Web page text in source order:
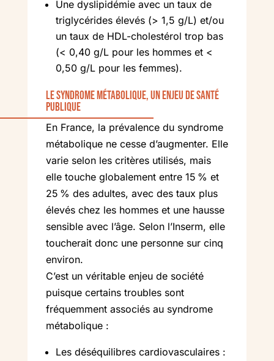
Une dyslipidémie avec un taux de
triglycérides élevés (> 1,5 g/L) et/ou
un taux de HDL-cholestérol trop bas
(< 0,40 g/L pour les hommes et <
0,50 g/L pour les femmes).
Le syndrome métabolique, un enjeu de santé
publique
En France, la prévalence du syndrome
métabolique ne cesse d’augmenter. Elle
varie selon les critères utilisés, mais
elle touche globalement entre 15 % et
25 % des adultes, avec des taux plus
élevés chez les hommes et une hausse
sensible avec l’âge. Selon l’Inserm, elle
toucherait donc une personne sur cinq
environ.
C’est un véritable enjeu de société
puisque certains troubles sont
fréquemment associés au syndrome
métabolique :
Les déséquilibres cardiovasculaires :